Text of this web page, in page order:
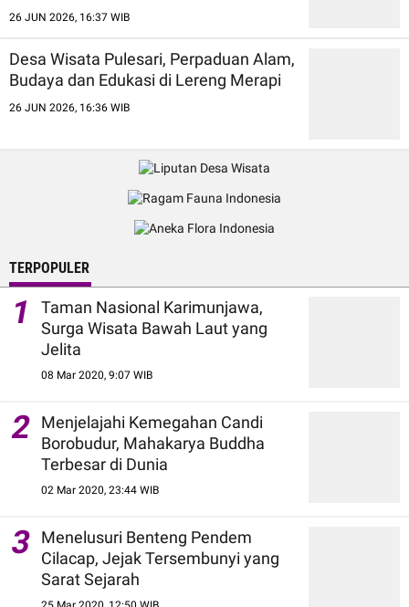
26 JUN 2026, 16:37 WIB
Desa Wisata Pulesari, Perpaduan Alam,
Budaya dan Edukasi di Lereng Merapi
26 JUN 2026, 16:36 WIB
TERPOPULER
1
Taman Nasional Karimunjawa,
Surga Wisata Bawah Laut yang
Jelita
08 Mar 2020, 9:07 WIB
2
Menjelajahi Kemegahan Candi
Borobudur, Mahakarya Buddha
Terbesar di Dunia
02 Mar 2020, 23:44 WIB
3
Menelusuri Benteng Pendem
Cilacap, Jejak Tersembunyi yang
Sarat Sejarah